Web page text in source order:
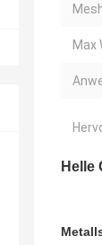
Max
Helle